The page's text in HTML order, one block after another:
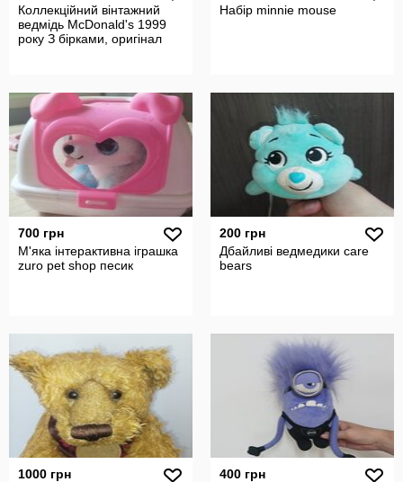
Коллекційний вінтажний
ведмідь McDonald's 1999
року З бірками, оригінал
Набір minnie mouse
700 грн
М'яка інтерактивна іграшка
zuro pet shop песик
200 грн
Дбайливі ведмедики care
bears
1000 грн
400 грн